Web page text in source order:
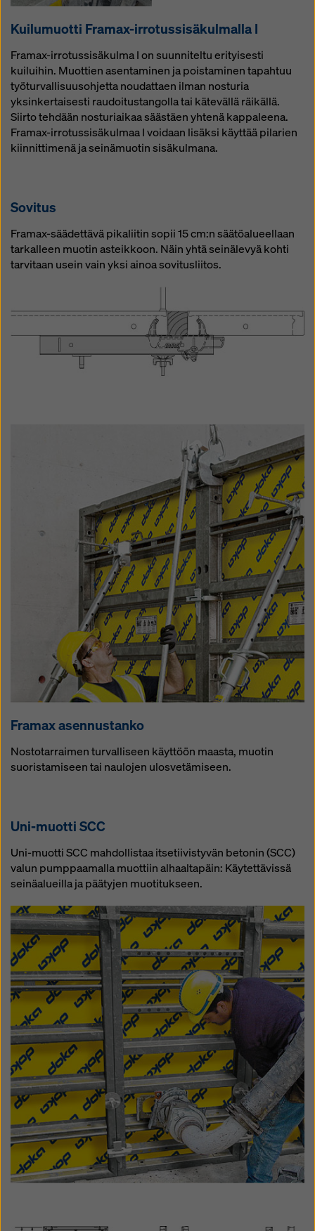
Kui­lu­muot­ti Framax-ir­ro­tus­si­sä­kul­mal­la I
Framax-irrotussisäkulma I on suunniteltu erityisesti
kuiluihin. Muottien asentaminen ja poistaminen tapahtuu
työturvallisuusohjetta noudattaen ilman nosturia
yksinkertaisesti raudoitustangolla tai kätevällä räikällä.
Siirto tehdään nosturiaikaa säästäen yhtenä kappaleena.
Framax-irrotussisäkulmaa I voidaan lisäksi käyttää pilarien
kiinnittimenä ja seinämuotin sisäkulmana.
So­vi­tus
Framax-säädettävä pikaliitin sopii 15 cm:n säätöalueellaan
tarkalleen muotin asteikkoon. Näin yhtä seinälevyä kohti
tarvitaan usein vain yksi ainoa sovitusliitos.
Framax asen­nus­tan­ko
Nostotarraimen turvalliseen käyttöön maasta, muotin
suoristamiseen tai naulojen ulosvetämiseen.
Uni-muot­ti SCC
Uni-muotti SCC mahdollistaa itsetiivistyvän betonin (SCC)
valun pumppaamalla muottiin alhaaltapäin: Käytettävissä
seinäalueilla ja päätyjen muotitukseen.